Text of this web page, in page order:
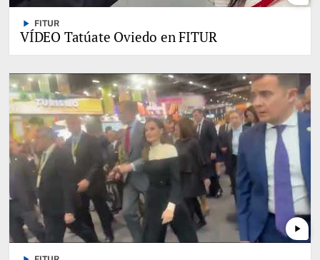
play_arrow FITUR
VÍDEO Tatúate Oviedo en FITUR
play_arrow